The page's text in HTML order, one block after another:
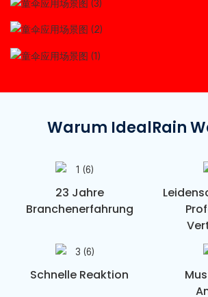
Warum IdealRain
23 Jahre
Branchenerfahrung
Schnelle Reaktion